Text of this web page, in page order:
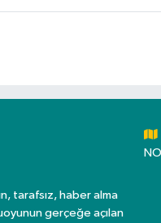
tarafsız, haber alma
gerçeğe açılan